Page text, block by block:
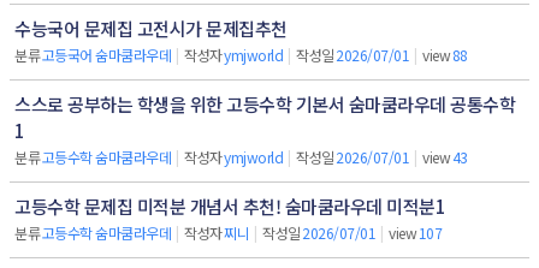
수능국어 문제집 고전시가 문제집추천
분류고등국어 숨마쿰라우데 | 작성자ymjworld | 작성일2026/07/01 | view88
스스로 공부하는 학생을 위한 고등수학 기본서 숨마쿰라우데 공통수학
1
분류고등수학 숨마쿰라우데 | 작성자ymjworld | 작성일2026/07/01 | view43
고등수학 문제집 미적분 개념서 추천! 숨마쿰라우데 미적분1
분류고등수학 숨마쿰라우데 | 작성자찌니 | 작성일2026/07/01 | view107